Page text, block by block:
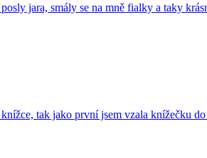
jara, smály se na mně fialky a taky
tak jako první jsem vzala knížečku